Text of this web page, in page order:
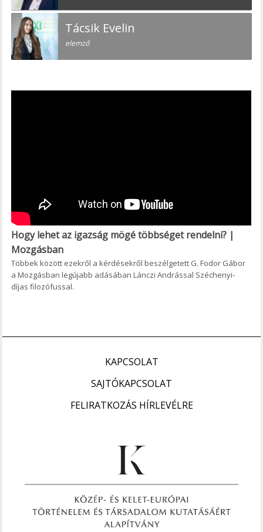
Tácsik Evelin
elemző
Hogy lehet az igazság mögé többséget rendelni? |
Mozgásban
Többek között ezekről a kérdésekről beszélgetett G. Fodor Gábor
a Mozgásban legújabb adásában Lánczi Andrással Széchenyi-
díjas filozófussal.
KAPCSOLAT
SAJTÓKAPCSOLAT
FELIRATKOZÁS HÍRLEVÉLRE